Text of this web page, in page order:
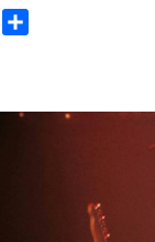
LinkedIn